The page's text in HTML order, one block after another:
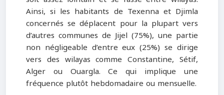
Ainsi, si les habitants de Texenna et Djimla
concernés se déplacent pour la plupart vers
d’autres communes de Jijel (75%), une partie
non négligeable d’entre eux (25%) se dirige
vers des wilayas comme Constantine, Sétif,
Alger ou Ouargla. Ce qui implique une
fréquence plutôt hebdomadaire ou mensuelle.